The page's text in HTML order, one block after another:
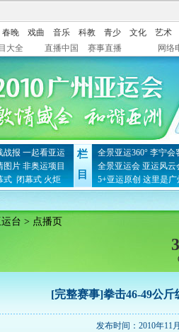
春晚 戏曲 音乐 科教 青少 文化 艺术
大全 直播中国 赛事直播 网络
战报 一起看亚运
图片 非奥运项目
式 闭幕式 火炬
栏
目
全景亚运360° 李宁会
全景亚运会 亚运风云
5+亚运原创 这里是广
运台 > 点播页
[完整赛事]拳击46-49公
发布时间：2010年11